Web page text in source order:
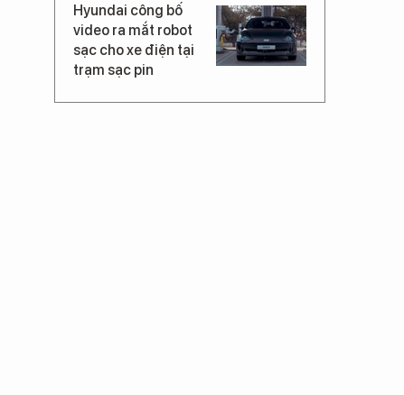
Hyundai công bố
video ra mắt robot
sạc cho xe điện tại
trạm sạc pin